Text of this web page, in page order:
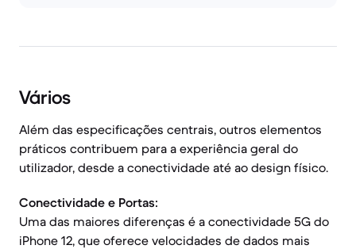
Vários
Além das especificações centrais, outros elementos
práticos contribuem para a experiência geral do
utilizador, desde a conectividade até ao design físico.
Conectividade e Portas:
Uma das maiores diferenças é a conectividade 5G do
iPhone 12, que oferece velocidades de dados mais